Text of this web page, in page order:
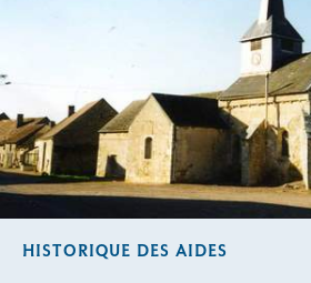
HISTORIQUE DES AIDES